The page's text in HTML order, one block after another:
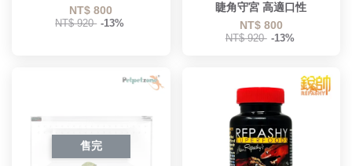
NT$ 800
NT$ 920 -13%
睫角守宮 高適口性
NT$ 800
NT$ 920 -13%
售完